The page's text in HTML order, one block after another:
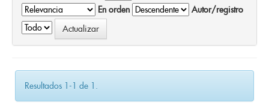
En orden
Autor/registro
Resultados 1-1 de 1.